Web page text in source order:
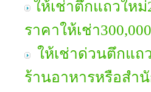
ให้เช่าตึกแถวให
ราคาให้เช่า
ให้เช่าด่วนตึกแถ
ร้านอาหารหรือสำนั